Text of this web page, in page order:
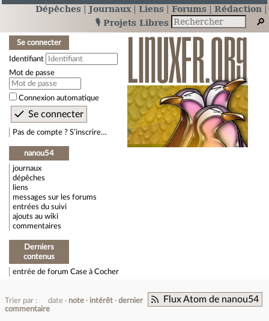
Dépêches Journaux Liens Forums
Rédaction
🎙️ Projets Libres
Se connecter
Identifiant
Mot de passe
Connexion automatique
Pas de compte ? S’inscrire…
nanou54
journaux
dépêches
liens
messages sur les forums
entrées du suivi
ajouts au wiki
commentaires
Derniers
contenus
entrée de forum Case à Cocher
Flux Atom de nanou54
Trier par : date note intérêt
dernier
commentaire